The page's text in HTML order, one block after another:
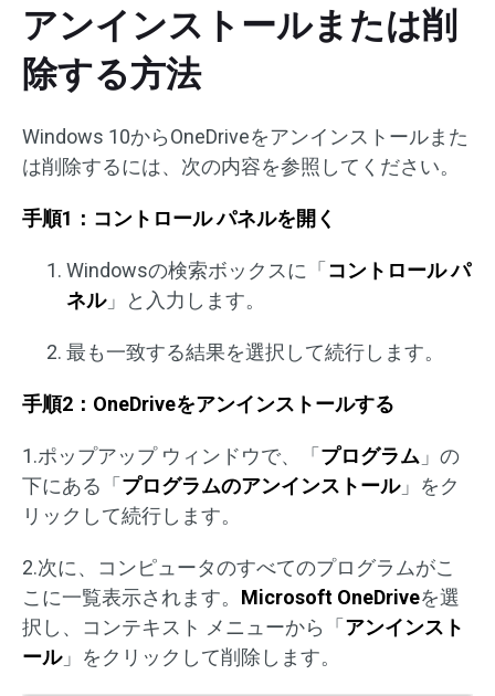
アンインストールまたは削
除する方法
Windows 10からOneDriveをアンインストールまた
は削除するには、次の内容を参照してください。
手順1：コントロール パネルを開く
Windowsの検索ボックスに「 コントロール パ
ネル」と入力します。
最も一致する結果を選択して続行します。
手順2：OneDriveをアンインストールする
1.ポップアップ ウィンドウで、「 プログラム 」の
下にある「 プログラムのアンインストール」をク
リックして続行します。
2.次に、コンピュータのすべてのプログラムがこ
こに一覧表示されます。 Microsoft OneDriveを選
択し、コンテキスト メニューから「 アンインスト
ール」をクリックして削除します。